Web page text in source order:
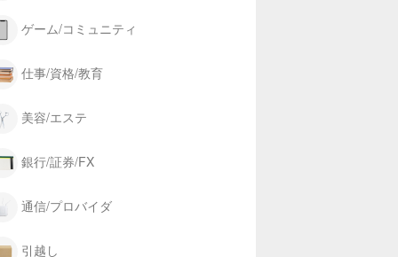
ゲーム/コミュニティ
仕事/資格/教育
美容/エステ
銀行/証券/FX
通信/プロバイダ
引越し